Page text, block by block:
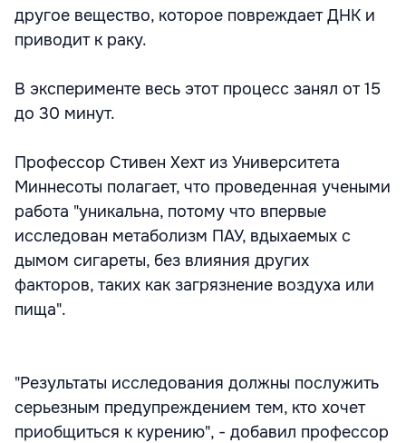
другое вещество, которое повреждает ДНК и
приводит к раку.
В эксперименте весь этот процесс занял от 15
до 30 минут.
Профессор Стивен Хехт из Университета
Миннесоты полагает, что проведенная учеными
работа "уникальна, потому что впервые
исследован метаболизм ПАУ, вдыхаемых с
дымом сигареты, без влияния других
факторов, таких как загрязнение воздуха или
пища".
"Результаты исследования должны послужить
серьезным предупреждением тем, кто хочет
приобщиться к курению", - добавил профессор